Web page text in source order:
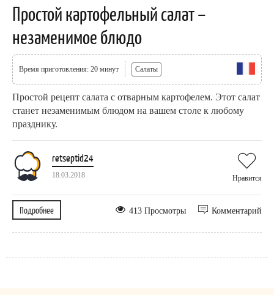
Простой картофельный салат –
незаменимое блюдо
Время приготовления: 20 минут Салаты
Простой рецепт салата с отварным картофелем. Этот салат
станет незаменимым блюдом на вашем столе к любому
празднику.
retseptid24
18.03.2018 Нравится
Подробнее Комментарий
413 Просмотры